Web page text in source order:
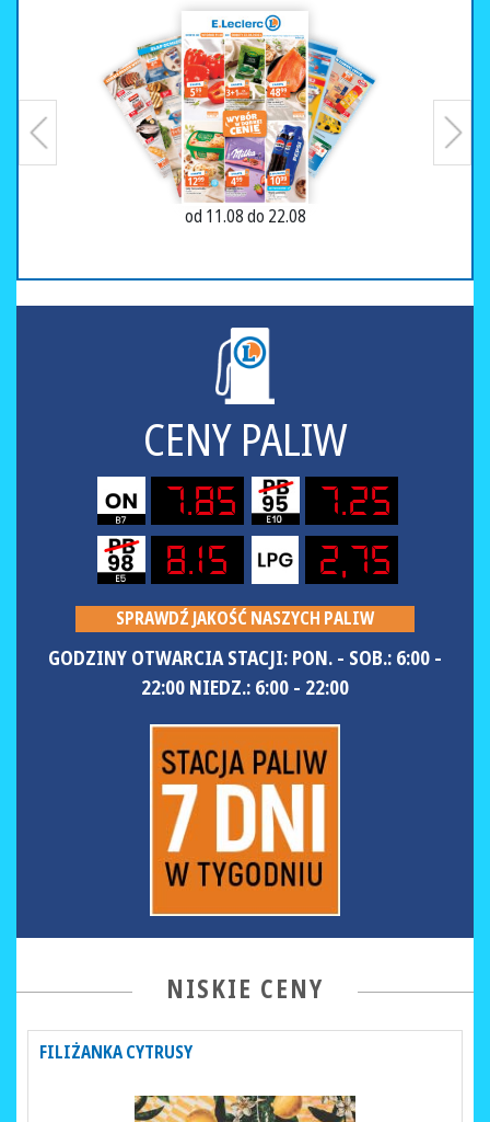
od 11.08 do 22.08
CENY PALIW
7.85
7.25
8.15
2,75
SPRAWDŹ JAKOŚĆ NASZYCH PALIW
GODZINY OTWARCIA STACJI: PON. - SOB.: 6:00 -
22:00 NIEDZ.: 6:00 - 22:00
NISKIE CENY
FILIŻANKA CYTRUSY